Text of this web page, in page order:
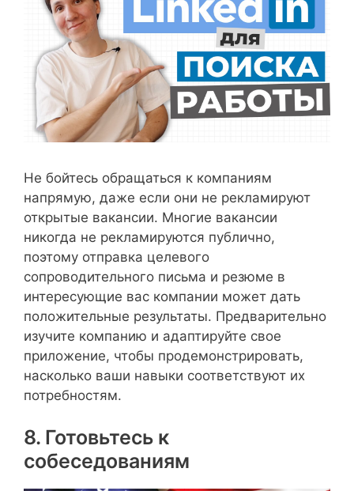
Не бойтесь обращаться к компаниям
напрямую, даже если они не рекламируют
открытые вакансии. Многие вакансии
никогда не рекламируются публично,
поэтому отправка целевого
сопроводительного письма и резюме в
интересующие вас компании может дать
положительные результаты. Предварительно
изучите компанию и адаптируйте свое
приложение, чтобы продемонстрировать,
насколько ваши навыки соответствуют их
потребностям.
8. Готовьтесь к
собеседованиям